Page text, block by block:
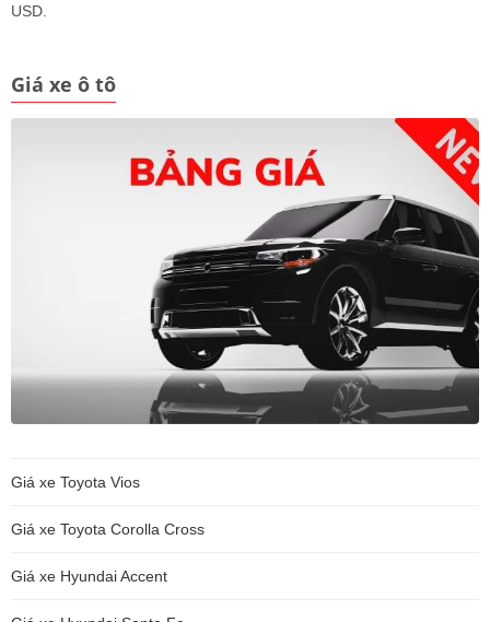
USD.
Giá xe ô tô
Giá xe Toyota Vios
Giá xe Toyota Corolla Cross
Giá xe Hyundai Accent